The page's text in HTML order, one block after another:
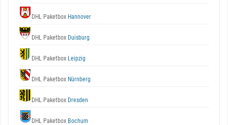
DHL Paketbox Hannover
DHL Paketbox Duisburg
DHL Paketbox Leipzig
DHL Paketbox Nürnberg
DHL Paketbox Dresden
DHL Paketbox Bochum